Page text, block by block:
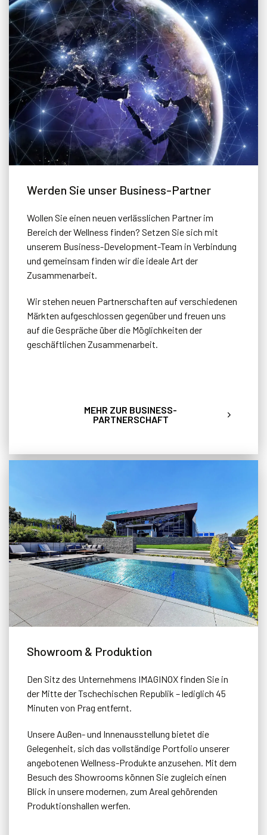
Werden Sie unser Business-Partner
Wollen Sie einen neuen verlässlichen Partner im
Bereich der Wellness finden? Setzen Sie sich mit
unserem Business-Development-Team in Verbindung
und gemeinsam finden wir die ideale Art der
Zusammenarbeit.
Wir stehen neuen Partnerschaften auf verschiedenen
Märkten aufgeschlossen gegenüber und freuen uns
auf die Gespräche über die Möglichkeiten der
geschäftlichen Zusammenarbeit.
MEHR ZUR BUSINESS-
PARTNERSCHAFT
Showroom & Produktion
Den Sitz des Unternehmens IMAGINOX finden Sie in
der Mitte der Tschechischen Republik – lediglich 45
Minuten von Prag entfernt.
Unsere Außen- und Innenausstellung bietet die
Gelegenheit, sich das vollständige Portfolio unserer
angebotenen Wellness-Produkte anzusehen. Mit dem
Besuch des Showrooms können Sie zugleich einen
Blick in unsere modernen, zum Areal gehörenden
Produktionshallen werfen.